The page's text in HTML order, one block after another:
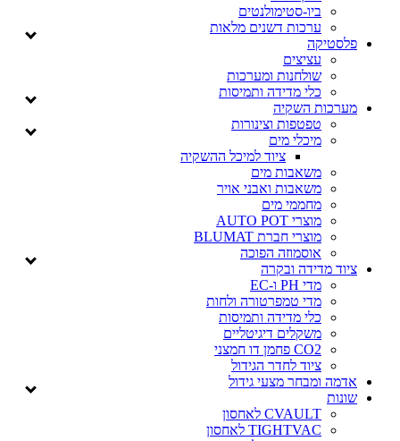
ביו-סטימולנטים
ערכות דשנים מלאות
פלסטיקה
עציצים
שולחנות ומערכות
כלי מדידה ותמיסות
מערכות השקיה
טפטפות וצינורות
מיכלי מים
ציוד למיכל ההשקיה
משאבות מים
משאבות ואבני אויר
מחממי מים
מוצרי AUTO POT
מוצרי חברת BLUMAT
אוסמוזה הפוכה
ציוד מדידה ובקרה
מדי PH ו-EC
מדי טמפרטורה ולחות
כלי מדידה ותמיסות
משקלים דיגיטליים
CO2 פחמן דו חמצני
ציוד לחדר הגידול
אדמה ומבחר מצעי גידול
שונות
CVAULT לאחסון
TIGHTVAC לאחסון